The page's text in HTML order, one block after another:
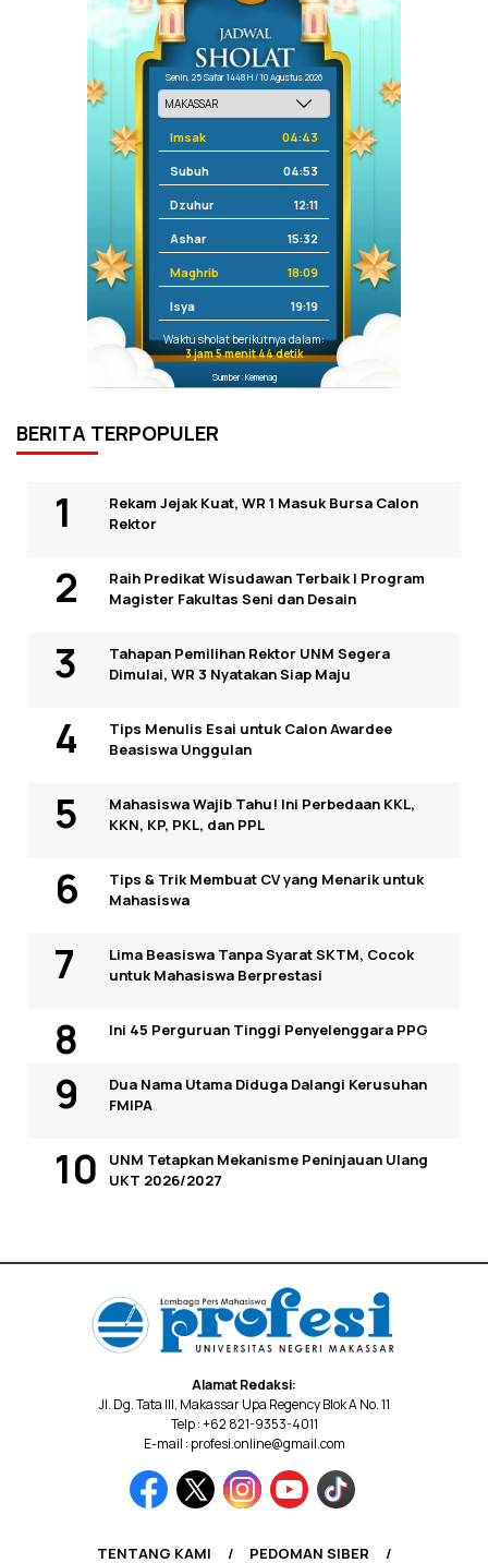
Senin, 25 Safar 1448 H / 10 Agustus 2026
Imsak 04:43
Subuh 04:53
Dzuhur 12:11
Ashar 15:32
Maghrib 18:09
Isya 19:19
Waktu sholat berikutnya dalam:
3 jam 5 menit 44 detik
Sumber: Kemenag
BERITA TERPOPULER
Rekam Jejak Kuat, WR 1 Masuk Bursa Calon
Rektor
Raih Predikat Wisudawan Terbaik I Program
Magister Fakultas Seni dan Desain
Tahapan Pemilihan Rektor UNM Segera
Dimulai, WR 3 Nyatakan Siap Maju
Tips Menulis Esai untuk Calon Awardee
Beasiswa Unggulan
Mahasiswa Wajib Tahu! Ini Perbedaan KKL,
KKN, KP, PKL, dan PPL
Tips & Trik Membuat CV yang Menarik untuk
Mahasiswa
Lima Beasiswa Tanpa Syarat SKTM, Cocok
untuk Mahasiswa Berprestasi
Ini 45 Perguruan Tinggi Penyelenggara PPG
Dua Nama Utama Diduga Dalangi Kerusuhan
FMIPA
UNM Tetapkan Mekanisme Peninjauan Ulang
UKT 2026/2027
Alamat Redaksi:
Jl. Dg. Tata III, Makassar Upa Regency Blok A No. 11
Telp : +62 821-9353-4011
E-mail : profesi.online@gmail.com
TENTANG KAMI PEDOMAN SIBER